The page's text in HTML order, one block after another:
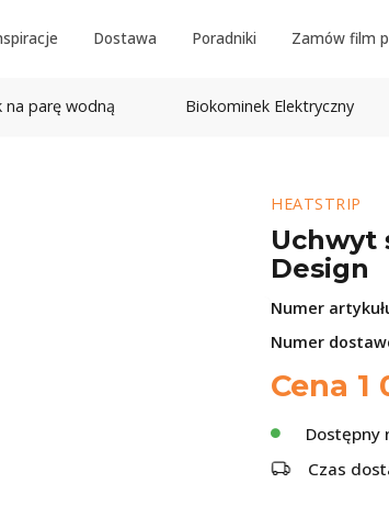
Dostawa Poradniki Zamów film
na parę wodną Biokominek Elektryczny
HEATSTRIP
Uchwyt
Design
Numer
Numer
Cena 1
Dostępny
Czas